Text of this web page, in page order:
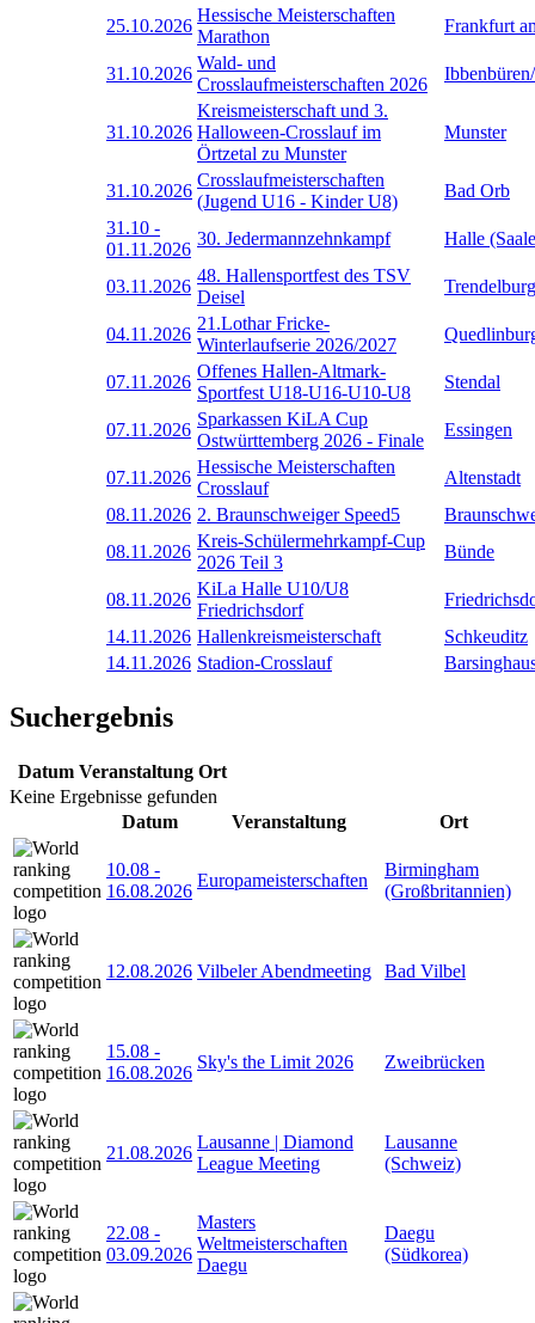
25.10.2026
Hessische Meisterschaften
Marathon
Frankfurt
31.10.2026
Wald- und
Crosslaufmeisterschaften 2026
31.10.2026
Kreismeisterschaft und 3.
Halloween-Crosslauf im
Örtzetal zu Munster
Munster
31.10.2026
Crosslaufmeisterschaften
(Jugend U16 - Kinder U8)
Bad Orb
31.10 -
01.11.2026
30. Jedermannzehnkampf Halle
03.11.2026
48. Hallensportfest des TSV
Deisel
Trendelburg
04.11.2026
21.Lothar Fricke-
Winterlaufserie 2026/2027
07.11.2026
Offenes Hallen-Altmark-
Sportfest U18-U16-U10-U8
Stendal
07.11.2026
Sparkassen KiLA Cup
Ostwürttemberg 2026 - Finale
Essingen
07.11.2026
Hessische Meisterschaften
Crosslauf
Altenstadt
08.11.2026 2. Braunschweiger Speed5
08.11.2026
Kreis-Schülermehrkampf-Cup
2026 Teil 3
Bünde
08.11.2026
KiLa Halle U10/U8
Friedrichsdorf
14.11.2026 Hallenkreismeisterschaft
Schkeuditz
14.11.2026 Stadion-Crosslauf
Suchergebnis
Datum Veranstaltung Ort
Keine Ergebnisse gefunden
Datum
Veranstaltung Ort
10.08 -
16.08.2026
Europameisterschaften
Birmingham
(Großbritannien)
12.08.2026 Vilbeler Abendmeeting Bad Vilbel
15.08 -
16.08.2026
Sky's the Limit 2026 Zweibrücken
21.08.2026
Lausanne | Diamond
League Meeting
Lausanne
(Schweiz)
22.08 -
03.09.2026
Masters
Weltmeisterschaften
Daegu
Daegu
(Südkorea)